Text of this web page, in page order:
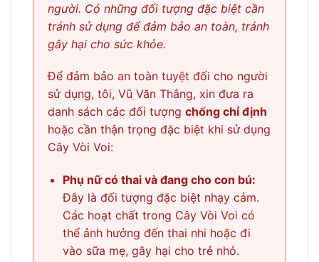
người. Có những đối tượng đặc biệt cần
tránh sử dụng để đảm bảo an toàn, tránh
gây hại cho sức khỏe.
Để đảm bảo an toàn tuyệt đối cho người
sử dụng, tôi, Vũ Văn Thắng, xin đưa ra
danh sách các đối tượng chống chỉ định
hoặc cần thận trọng đặc biệt khi sử dụng
Cây Vòi Voi:
Phụ nữ có thai và đang cho con bú:
Đây là đối tượng đặc biệt nhạy cảm.
Các hoạt chất trong Cây Vòi Voi có
thể ảnh hưởng đến thai nhi hoặc đi
vào sữa mẹ, gây hại cho trẻ nhỏ.